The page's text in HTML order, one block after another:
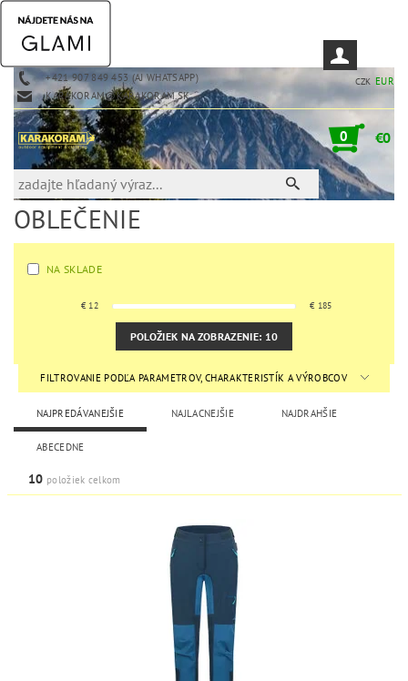
+421 907 849 453 (AJ WHATSAPP)
KARAKORAM@KARAKORAM.SK
CZK EUR
0 €0
OBLEČENIE
NA SKLADE
€ 12 € 185
POLOŽIEK NA ZOBRAZENIE: 10
FILTROVANIE PODĽA PARAMETROV, CHARAKTERISTÍK A VÝROBCOV
NAJPREDÁVANEJŠIE NAJLACNEJŠIE NAJDRAHŠIE
ABECEDNE
10 položiek celkom